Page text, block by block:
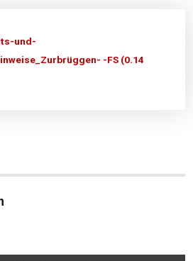
und-
-FS (0.14
von 0 von 5 Sternen